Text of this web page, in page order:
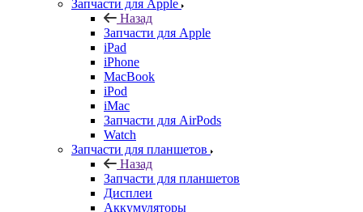
MacBook
iPod
iMac
Запчасти для AirPods
Watch
Запчасти для планшетов
Назад
Запчасти для планшетов
Дисплеи
Аккумуляторы
Шлейфы
Тачскрины
Корпуса (задние крышки)
Explay
Acer